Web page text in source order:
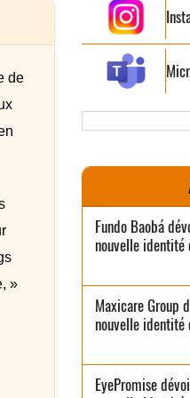
de
»
Fundo Baobá
nouvelle identité
Maxicare Group
nouvelle identité
EyePromise